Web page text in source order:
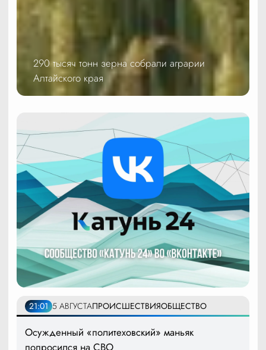
290 тысяч тонн зерна собрали аграрии
Алтайского края
21:01 5 АВГУСТАПРОИСШЕСТВИЯОБЩЕСТВО
Осужденный «политеховский» маньяк
попросился на СВО